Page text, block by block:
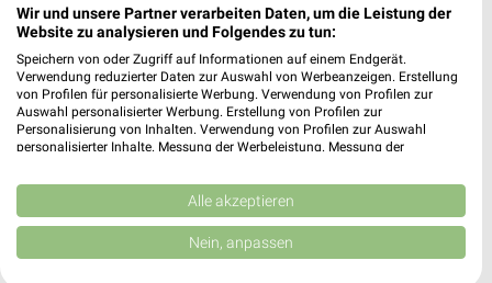
HORNBACH Prospekte & Angebote für
Ludwigsfelde
Höffner Katalog und Prospekte für Berlin
Wir und unsere Partner verarbeiten Daten, um die Leistung der
Website zu analysieren und Folgendes zu tun:
Speichern von oder Zugriff auf Informationen auf einem Endgerät.
Verwendung reduzierter Daten zur Auswahl von Werbeanzeigen. Erstellung
von Profilen für personalisierte Werbung. Verwendung von Profilen zur
Auswahl personalisierter Werbung. Erstellung von Profilen zur
Personalisierung von Inhalten. Verwendung von Profilen zur Auswahl
personalisierter Inhalte. Messung der Werbeleistung. Messung der
Kombinationen von Daten aus verschiedenen Quellen. Entwicklung und
Verbesserung der Angebote. Verwendung reduzierter Daten zur Auswahl
von Inhalten.
Daten können außerhalb der Europäischen Union weitergegeben und in die
Alle akzeptieren
Nein, anpassen